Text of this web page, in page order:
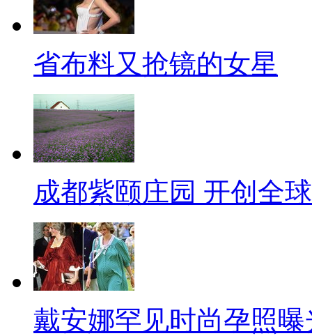
省布料又抢镜的女星
成都紫颐庄园 开创全
戴安娜罕见时尚孕照